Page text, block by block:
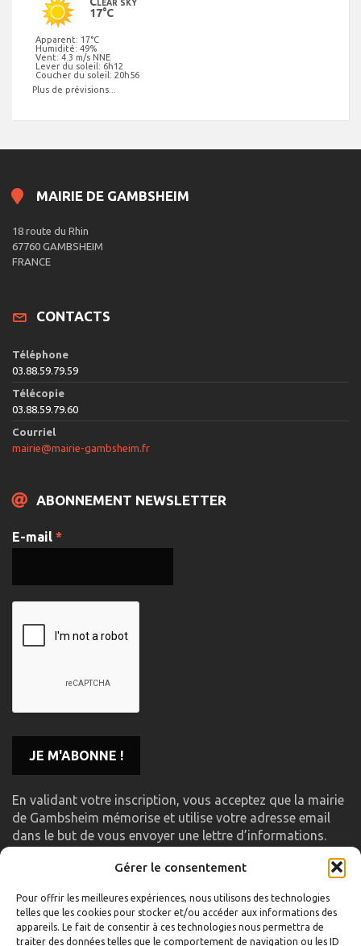
Gérer le consentement
Pour offrir les meilleures expériences, nous utilisons des technologies
telles que les cookies pour stocker et/ou accéder aux informations des
appareils. Le fait de consentir à ces technologies nous permettra de
traiter des données telles que le comportement de navigation ou les ID
17°C
Apparent: 17°C
Humidité: 49%
Vent: 4.3 m/s NNE
Lever du soleil: 6h12
Coucher du soleil: 20h56
Plus de prévisions...
MAIRIE DE GAMBSHEIM
18 route du Rhin
67760 GAMBSHEIM
FRANCE
CONTACTS
Téléphone
03.88.59.79.59
Télécopie
03.88.59.79.60
Courriel
mairie@mairie-gambsheim.fr
ABONNEMENT NEWSLETTER
E-mail *
En validant votre inscription, vous acceptez que la mairie
de Gambsheim mémorise et utilise votre adresse email
dans le but de vous envoyer une lettre d’informations.
LIENS UTILES
Accueil